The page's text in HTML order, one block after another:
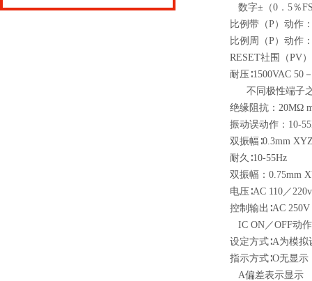
数字±（0．5％FS
比例带（P）动作：2
比例周（P）动作：
RESET社围（PV）
耐压∶1500VAC 50－
不同极性端子之
绝缘阻抗：20MΩ min
振动误动作：10-
双振幅∶0.3mm XYZ
耐久∶10-55Hz
双振幅：0.75mm
电压∶AC 110／220v
控制输出∶AC 250V
IC ON／OFF动作
设定方式∶A为模拟设
指示方式∶O无显示
A偏差表示显示